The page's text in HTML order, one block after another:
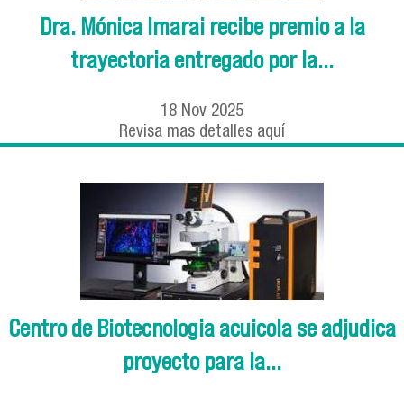
Dra. Mónica Imarai recibe premio a la
trayectoria entregado por la...
18 Nov 2025
Revisa mas detalles aquí
Centro de Biotecnologia acuicola se adjudica
proyecto para la...